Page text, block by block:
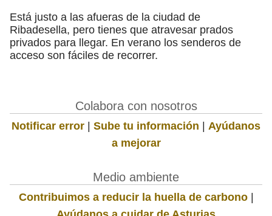
Está justo a las afueras de la ciudad de
Ribadesella, pero tienes que atravesar prados
privados para llegar. En verano los senderos de
acceso son fáciles de recorrer.
Colabora con nosotros
Notificar error | Sube tu información | Ayúdanos
a mejorar
Medio ambiente
Contribuimos a reducir la huella de carbono|